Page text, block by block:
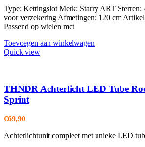
Type: Kettingslot Merk: Starry ART Sterren:
voor verzekering Afmetingen: 120 cm
Passend op wielen met
Toevoegen aan winkelwagen
Quick view
THNDR Achterlicht LED Tube
Sprint
€69,90
Achterlichtunit compleet met unieke LED